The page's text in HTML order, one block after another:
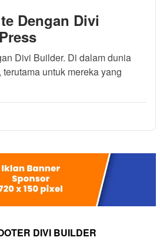
Dengan Divi
Divi Builder. Di dalam dunia
untuk mereka yang
DIVI BUILDER